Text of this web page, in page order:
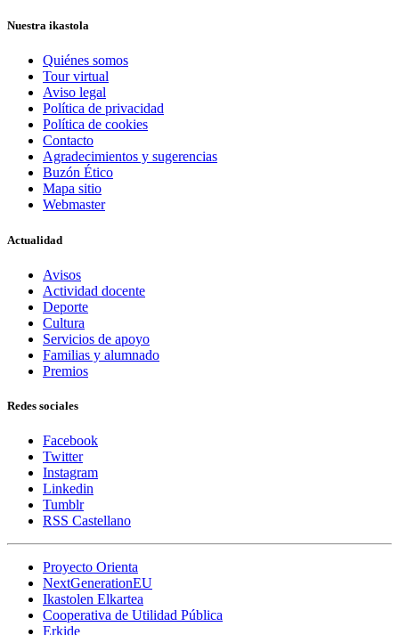
Nuestra ikastola
Quiénes somos
Tour virtual
Aviso legal
Política de privacidad
Política de cookies
Contacto
Agradecimientos y sugerencias
Buzón Ético
Mapa sitio
Webmaster
Actualidad
Avisos
Actividad docente
Deporte
Cultura
Servicios de apoyo
Familias y alumnado
Premios
Redes sociales
Facebook
Twitter
Instagram
Linkedin
Tumblr
RSS Castellano
Proyecto Orienta
NextGenerationEU
Ikastolen Elkartea
Cooperativa de Utilidad Pública
Erkide